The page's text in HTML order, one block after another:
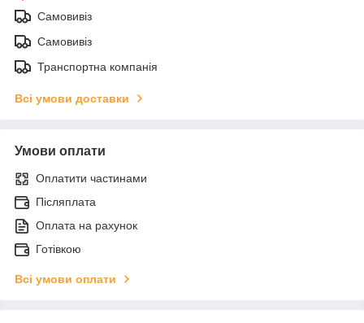
Самовивіз
Самовивіз
Транспортна компанія
Всі умови доставки
Умови оплати
Оплатити частинами
Післяплата
Оплата на рахунок
Готівкою
Всі умови оплати